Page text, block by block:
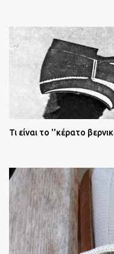
Τι είναι το ''κέρατο